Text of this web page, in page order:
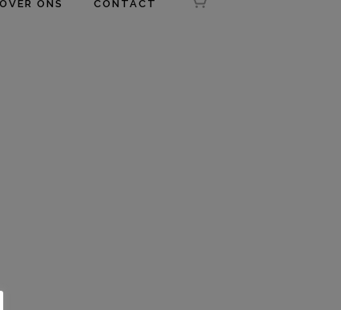
OVER ONS CONTACT